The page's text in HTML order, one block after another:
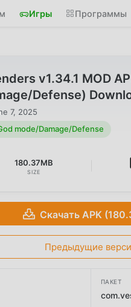
Игры Программы
v1.34.1 MOD
Defense)
7, 2025
mode/Damage/Defense
180.37MB
SIZE
Скачать APK
Предыдущие
ПАКЕТ